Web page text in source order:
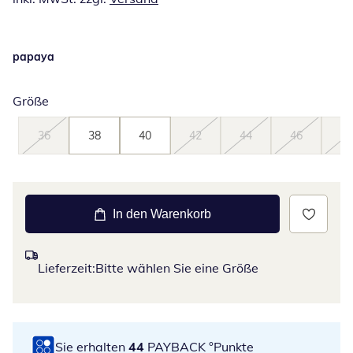
papaya
Größe
36 38 40 42 44 46
In den Warenkorb
Lieferzeit:Bitte wählen Sie eine Größe
Sie erhalten 44 PAYBACK °Punkte